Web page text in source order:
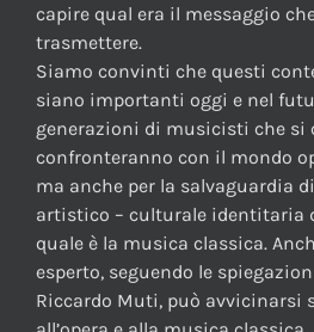
capire qual era il messaggio
trasmettere.
Siamo convinti che questi
siano importanti oggi e nel
generazioni di musicisti che si
confronteranno con il mondo
ma anche per la salvaguardia
artistico – culturale identitaria
quale è la musica classica.
esperto, seguendo le
Riccardo Muti, può avvicinarsi